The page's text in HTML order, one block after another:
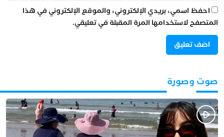
احفظ اسمي، بريدي الإلكتروني، والموقع الإلكتروني في هذا
المتصفح لاستخدامها المرة المقبلة في تعليقي.
صوت وصورة